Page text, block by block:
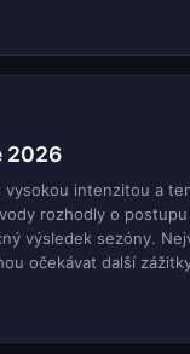
2026
intenzitou a
rozhodly o
výsledek sezóny.
očekávat další